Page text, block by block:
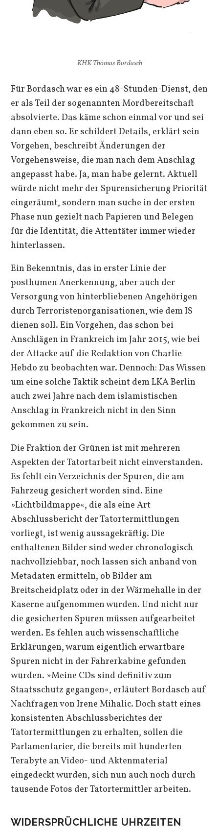
KHK Thomas Bordasch
Für Bordasch war es ein 48-Stunden-Dienst, den
er als Teil der sogenannten Mordbereitschaft
absolvierte. Das käme schon einmal vor und sei
dann eben so. Er schildert Details, erklärt sein
Vorgehen, beschreibt Änderungen der
Vorgehensweise, die man nach dem Anschlag
angepasst habe. Ja, man habe gelernt. Aktuell
würde nicht mehr der Spurensicherung Priorität
eingeräumt, sondern man suche in der ersten
Phase nun gezielt nach Papieren und Belegen
für die Identität, die Attentäter immer wieder
hinterlassen.
Ein Bekenntnis, das in erster Linie der
posthumen Anerkennung, aber auch der
Versorgung von hinterbliebenen Angehörigen
durch Terroristenorganisationen, wie dem IS
dienen soll. Ein Vorgehen, das schon bei
Anschlägen in Frankreich im Jahr 2015, wie bei
der Attacke auf die Redaktion von Charlie
Hebdo zu beobachten war. Dennoch: Das Wissen
um eine solche Taktik scheint dem LKA Berlin
auch zwei Jahre nach dem islamistischen
Anschlag in Frankreich nicht in den Sinn
gekommen zu sein.
Die Fraktion der Grünen ist mit mehreren
Aspekten der Tatortarbeit nicht einverstanden.
Es fehlt ein Verzeichnis der Spuren, die am
Fahrzeug gesichert worden sind. Eine
»Lichtbildmappe«, die als eine Art
Abschlussbericht der Tatortermittlungen
vorliegt, ist wenig aussagekräftig. Die
enthaltenen Bilder sind weder chronologisch
nachvollziehbar, noch lassen sich anhand von
Metadaten ermitteln, ob Bilder am
Breitscheidplatz oder in der Wärmehalle in der
Kaserne aufgenommen wurden. Und nicht nur
die gesicherten Spuren müssen aufgearbeitet
werden. Es fehlen auch wissenschaftliche
Erklärungen, warum eigentlich erwartbare
Spuren nicht in der Fahrerkabine gefunden
wurden. »Meine CDs sind definitiv zum
Staatsschutz gegangen«, erläutert Bordasch auf
Nachfragen von Irene Mihalic. Doch statt eines
konsistenten Abschlussberichtes der
Tatortermittlungen zu erhalten, sollen die
Parlamentarier, die bereits mit hunderten
Terabyte an Video- und Aktenmaterial
eingedeckt wurden, sich nun auch noch durch
tausende Fotos der Tatortermittler arbeiten.
WIDERSPRÜCHLICHE UHRZEITEN